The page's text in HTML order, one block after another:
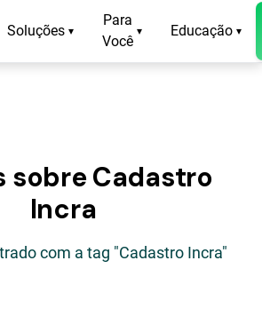
Soluções ▾
Para
Você
▾ Educação ▾
sobre Cadastro
Incra
com a tag "Cadastro Incra"